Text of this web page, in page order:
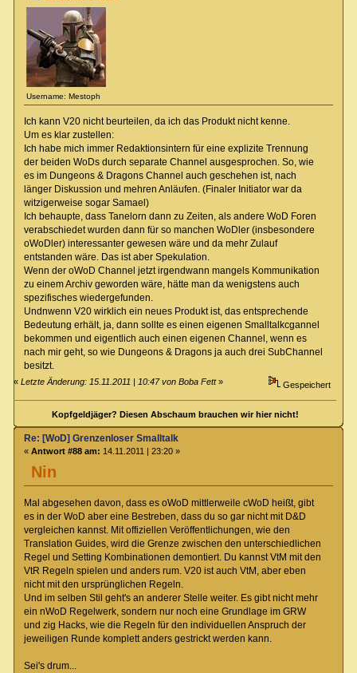
Username: Mestoph
Ich kann V20 nicht beurteilen, da ich das Produkt nicht kenne.
Um es klar zustellen:
Ich habe mich immer Redaktionsintern für eine explizite Trennung
der beiden WoDs durch separate Channel ausgesprochen. So, wie
es im Dungeons & Dragons Channel auch geschehen ist, nach
länger Diskussion und mehren Anläufen. (Finaler Initiator war da
witzigerweise sogar Samael)
Ich behaupte, dass Tanelorn dann zu Zeiten, als andere WoD Foren
verabschiedet wurden dann für so manchen WoDler (insbesondere
oWoDler) interessanter gewesen wäre und da mehr Zulauf
entstanden wäre. Das ist aber Spekulation.
Wenn der oWoD Channel jetzt irgendwann mangels Kommunikation
zu einem Archiv geworden wäre, hätte man da wenigstens auch
spezifisches wiedergefunden.
Undnwenn V20 wirklich ein neues Produkt ist, das entsprechende
Bedeutung erhält, ja, dann sollte es einen eigenen Smalltalkcgannel
bekommen und eigentlich auch einen eigenen Channel, wenn es
nach mir geht, so wie Dungeons & Dragons ja auch drei SubChannel
besitzt.
«Letzte Änderung: 15.11.2011 | 10:47 von Boba Fett» Gespeichert
Kopfgeldjäger? Diesen Abschaum brauchen wir hier nicht!
Nin
Re: [WoD] Grenzenloser Smalltalk
« Antwort #88 am: 14.11.2011 | 23:20 »
Mal abgesehen davon, dass es oWoD mittlerweile cWoD heißt, gibt
es in der WoD aber eine Bestreben, dass du so gar nicht mit D&D
vergleichen kannst. Mit offiziellen Veröffentlichungen, wie den
Translation Guides, wird die Grenze zwischen den unterschiedlichen
Regel und Setting Kombinationen demontiert. Du kannst VtM mit den
VtR Regeln spielen und anders rum. V20 ist auch VtM, aber eben
nicht mit den ursprünglichen Regeln.
Und im selben Stil geht's an anderer Stelle weiter. Es gibt nicht mehr
ein nWoD Regelwerk, sondern nur noch eine Grundlage im GRW
und zig Hacks, wie die Regeln für den individuellen Anspruch der
jeweiligen Runde komplett anders gestrickt werden kann.
Sei's drum...